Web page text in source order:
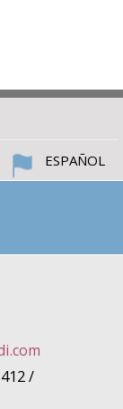
ESPAÑOL
/